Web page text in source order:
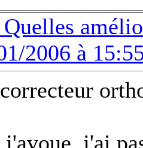
Quelles
2006 à
j'avoue, j'ai